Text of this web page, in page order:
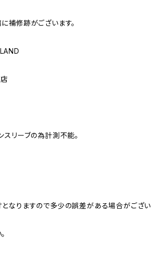
補修跡がございます。
リーブの為計測不能。
なりますので多少の誤差がある場合がござい